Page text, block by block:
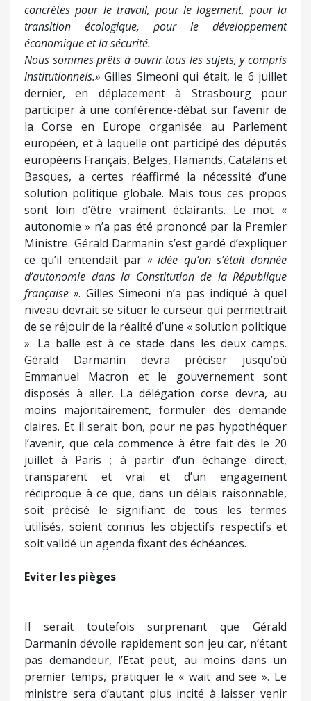
concrètes pour le travail, pour le logement, pour la
transition écologique, pour le développement
économique et la sécurité.
Nous sommes prêts à ouvrir tous les sujets, y compris
institutionnels.»Gilles Simeoni qui était, le 6 juillet
dernier, en déplacement à Strasbourg pour
participer à une conférence-débat sur l’avenir de
la Corse en Europe organisée au Parlement
européen, et à laquelle ont participé des députés
européens Français, Belges, Flamands, Catalans et
Basques, a certes réaffirmé la nécessité d’une
solution politique globale. Mais tous ces propos
sont loin d’être vraiment éclairants. Le mot «
autonomie » n’a pas été prononcé par la Premier
Ministre. Gérald Darmanin s’est gardé d’expliquer
ce qu’il entendait par « idée qu’on s’était donnée
d’autonomie dans la Constitution de la République
française ». Gilles Simeoni n’a pas indiqué à quel
niveau devrait se situer le curseur qui permettrait
de se réjouir de la réalité d’une « solution politique
». La balle est à ce stade dans les deux camps.
Gérald Darmanin devra préciser jusqu’où
Emmanuel Macron et le gouvernement sont
disposés à aller. La délégation corse devra, au
moins majoritairement, formuler des demande
claires. Et il serait bon, pour ne pas hypothéquer
l’avenir, que cela commence à être fait dès le 20
juillet à Paris ; à partir d’un échange direct,
transparent et vrai et d’un engagement
réciproque à ce que, dans un délais raisonnable,
soit précisé le signifiant de tous les termes
utilisés, soient connus les objectifs respectifs et
soit validé un agenda fixant des échéances.
Eviter les pièges
Il serait toutefois surprenant que Gérald
Darmanin dévoile rapidement son jeu car, n’étant
pas demandeur, l’Etat peut, au moins dans un
premier temps, pratiquer le « wait and see ». Le
ministre sera d’autant plus incité à laisser venir